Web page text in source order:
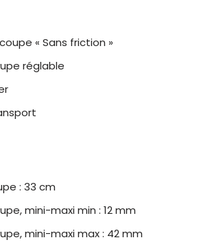
« Sans friction »
réglable
: 33 cm
mini-maxi min : 12 mm
mini-maxi max : 42 mm